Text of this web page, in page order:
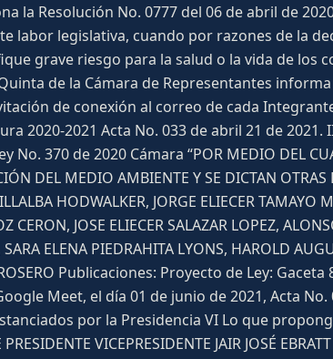
la Resolución No. 0777 del 06 de abril de
labor legislativa, cuando por razones de la
grave riesgo para la salud o la vida de los
de la Cámara de Representantes
de conexión al correo de cada
2021 Acta No. 033 de abril 21 de 2021. III
No. 370 de 2020 Cámara “POR MEDIO DEL
DEL MEDIO AMBIENTE Y SE DICTAN
HODWALKER, JORGE ELIECER
JOSE ELIECER SALAZAR LOPEZ,
ELENA PIEDRAHITA LYONS, HAROLD
ROSERO Publicaciones: Proyecto de Ley:
Meet, el día 01 de junio de 2021, Acta
por la Presidencia VI Lo que
VICEPRESIDENTE JAIR JOSÉ